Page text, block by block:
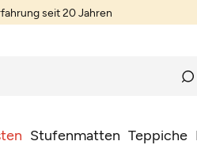
seit 20 Jahren
Stufenmatten Teppiche